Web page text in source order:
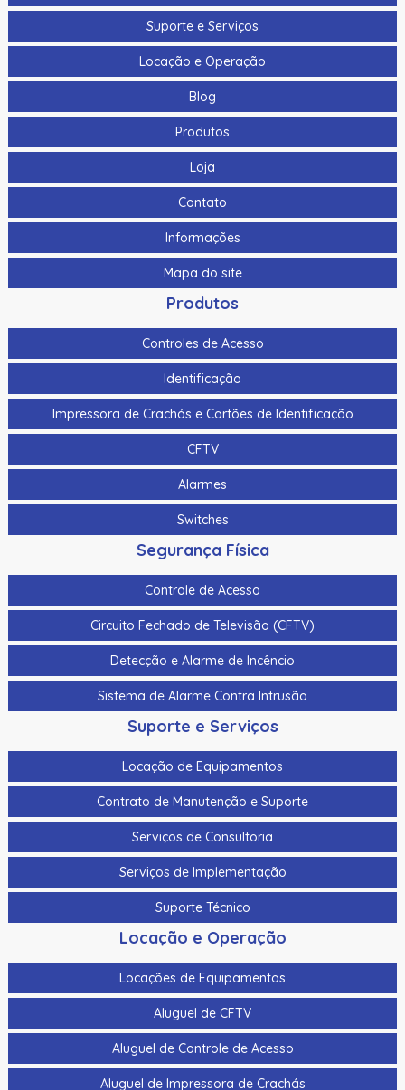
Suporte e Serviços
Locação e Operação
Blog
Produtos
Loja
Contato
Informações
Mapa do site
Produtos
Controles de Acesso
Identificação
Impressora de Crachás e Cartões de Identificação
CFTV
Alarmes
Switches
Segurança Física
Controle de Acesso
Circuito Fechado de Televisão (CFTV)
Detecção e Alarme de Incêncio
Sistema de Alarme Contra Intrusão
Suporte e Serviços
Locação de Equipamentos
Contrato de Manutenção e Suporte
Serviços de Consultoria
Serviços de Implementação
Suporte Técnico
Locação e Operação
Locações de Equipamentos
Aluguel de CFTV
Aluguel de Controle de Acesso
Aluguel de Impressora de Crachás